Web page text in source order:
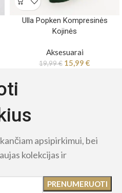
Ulla Popken Kompresinės
Kojinės
Aksesuarai
19,99€ 15,99 €
apsipirkimui, bei
kolekcijas ir